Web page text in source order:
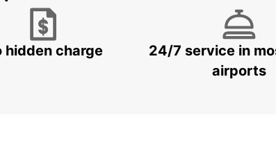
hidden charge
24/7 service in
airports